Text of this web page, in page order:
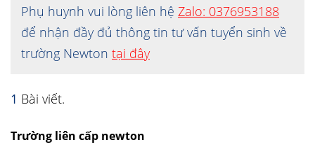
Phụ huynh vui lòng liên hệ Zalo: 0376953188
để nhận đầy đủ thông tin tư vấn tuyển sinh về
trường Newton tại đây
1 Bài viết.
Trường liên cấp newton